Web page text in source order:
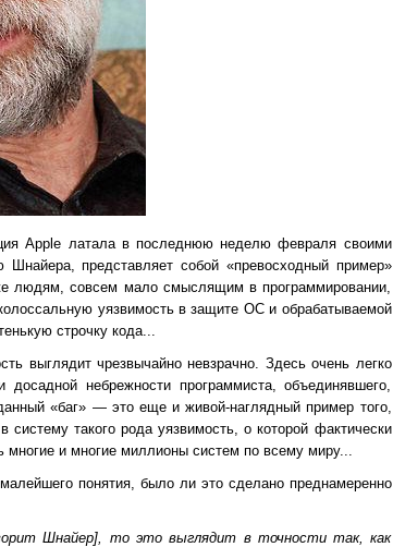
Apple латала в последнюю неделю февраля своими
представляет собой «превосходный пример»
людям, совсем мало смыслящим в программировании,
уязвимость в защите ОС и обрабатываемой
строчку кода...
выглядит чрезвычайно невзрачно. Здесь очень легко
небрежности программиста, объединявшего,
«баг» — это еще и живой-наглядный пример того,
такого рода уязвимость, о которой фактически
и многие миллионы систем по всему миру...
понятия, было ли это сделано преднамеренно
Шнайер], то это выглядит в точности так, как